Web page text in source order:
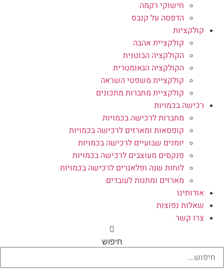
חישוקי רקמה
הדפסה על קנבס
קולקציות
קולקציית אהבה
הקולקציה הבוטנית
הקולקציה הגאומטרית
קולקציית משפטי השראה
קולקציית מחברות מתכונים
רכישה בכמויות
מחברות לרכישה בכמויות
קופסאות ומארזים לרכישה בכמויות
יומנים שבועיים לרכישה בכמויות
פנקסים מעוצבים לרכישה בכמויות
לוחות שנה ופלאנרים לרכישה בכמויות
מארזים ומתנות לעובדים
אודותינו
שאלות נפוצות
צרו קשר
חיפוש